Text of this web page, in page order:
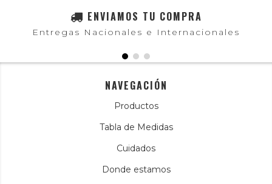
ENVIAMOS TU COMPRA
Entregas Nacionales e Internacionales
NAVEGACIÓN
Productos
Tabla de Medidas
Cuidados
Donde estamos